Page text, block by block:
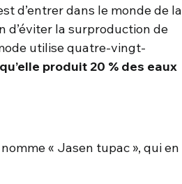
d’entrer dans le monde de la
d’éviter la surproduction de
utilise quatre-vingt-
produit 20 % des eaux
« Jasen tupac », qui en